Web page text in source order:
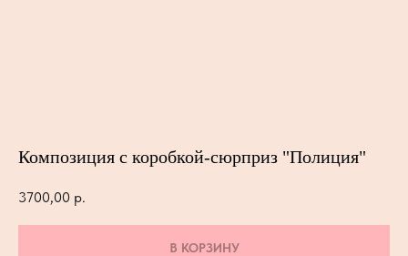
Композиция с коробкой-сюрприз "Полиция"
3700,00 р.
В КОРЗИНУ